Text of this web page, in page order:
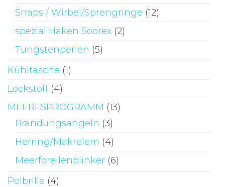
Snaps / Wirbel/Sprengringe (12)
spezial Haken Soorex (2)
Tungstenperlen (5)
Kühltasche (1)
Lockstoff (4)
MEERESPROGRAMM (13)
Brandungsangeln (3)
Herring/Makrelem (4)
Meerforellenblinker (6)
Polbrille (4)